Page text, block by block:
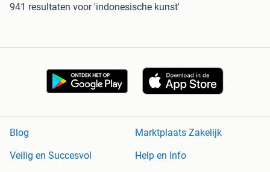
941 resultaten voor 'indonesische kunst'
Blog
Marktplaats Zakelijk
Veilig en Succesvol
Help en Info